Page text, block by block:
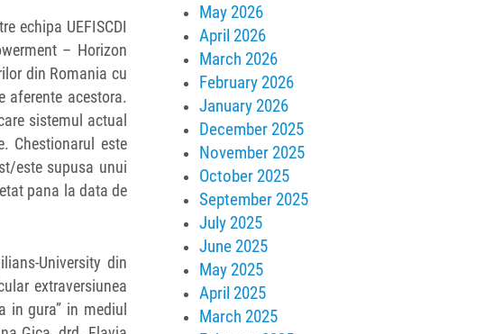
echipa UEFISCDI
– Horizon
din Romania cu
aferente acestora.
sistemul actual
Chestionarul este
este supusa unui
pana la data de
din
extraversiunea
in gura” in mediul
May 2026
April 2026
March 2026
February 2026
January 2026
December 2025
November 2025
October 2025
September 2025
July 2025
June 2025
May 2025
April 2025
March 2025